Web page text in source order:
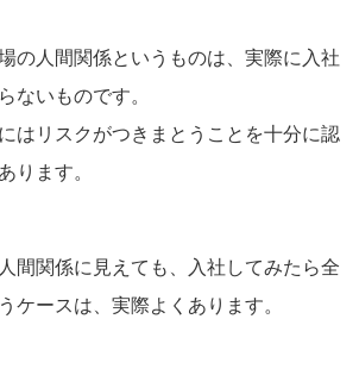
の人間関係というものは、実際に入社
ないものです。
はリスクがつきまとうことを十分に認
ります。
間関係に見えても、入社してみたら全
ケースは、実際よくあります。